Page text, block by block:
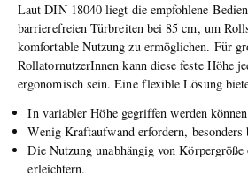
Laut DIN 18040 liegt die empfohlene
barrierefreien Türbreiten bei 85 cm, um
komfortable Nutzung zu ermöglichen. Für
RollatornutzerInnen kann diese feste Höhe
ergonomisch sein. Eine flexible Lösung
In variabler Höhe gegriffen werden
Wenig Kraftaufwand erfordern, besonders
Die Nutzung unabhängig von
erleichtern.